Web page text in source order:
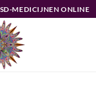
MEDICIJNEN ONLINE